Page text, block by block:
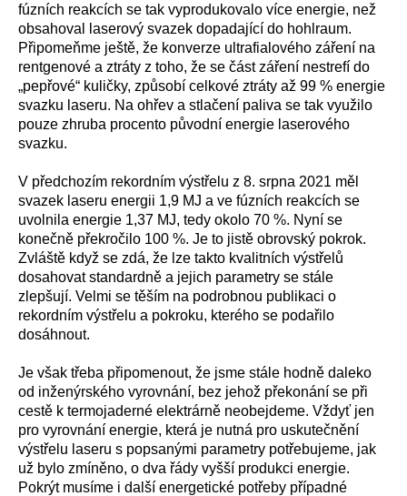
fúzních reakcích se tak vyprodukovalo více energie, než
obsahoval laserový svazek dopadající do hohlraum.
Připomeňme ještě, že konverze ultrafialového záření na
rentgenové a ztráty z toho, že se část záření nestrefí do
„pepřové“ kuličky, způsobí celkové ztráty až 99 % energie
svazku laseru. Na ohřev a stlačení paliva se tak využilo
pouze zhruba procento původní energie laserového
svazku.
V předchozím rekordním výstřelu z 8. srpna 2021 měl
svazek laseru energii 1,9 MJ a ve fúzních reakcích se
uvolnila energie 1,37 MJ, tedy okolo 70 %. Nyní se
konečně překročilo 100 %. Je to jistě obrovský pokrok.
Zvláště když se zdá, že lze takto kvalitních výstřelů
dosahovat standardně a jejich parametry se stále
zlepšují. Velmi se těším na podrobnou publikaci o
rekordním výstřelu a pokroku, kterého se podařilo
dosáhnout.
Je však třeba připomenout, že jsme stále hodně daleko
od inženýrského vyrovnání, bez jehož překonání se při
cestě k termojaderné elektrárně neobejdeme. Vždyť jen
pro vyrovnání energie, která je nutná pro uskutečnění
výstřelu laseru s popsanými parametry potřebujeme, jak
už bylo zmíněno, o dva řády vyšší produkci energie.
Pokrýt musíme i další energetické potřeby případné